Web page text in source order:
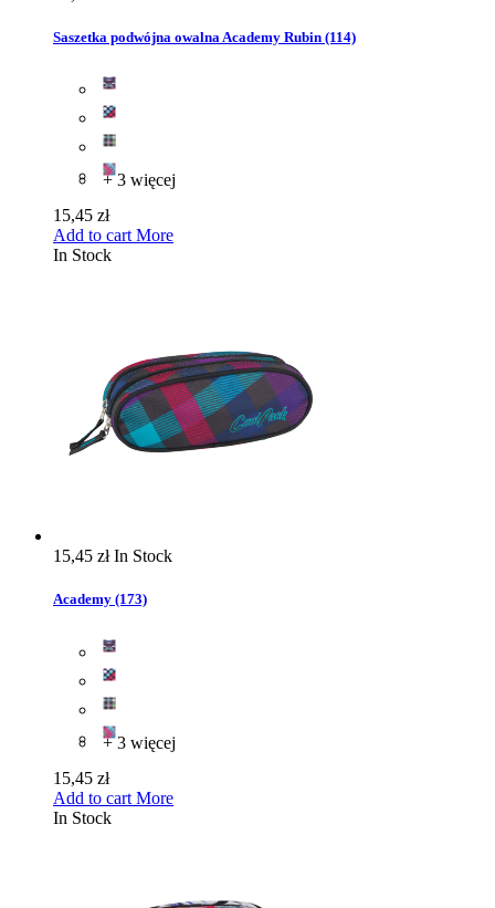
Saszetka podwójna owalna Academy Rubin (114)
+ 3 więcej
15,45 zł
Add to cart More
In Stock
15,45 złIn Stock
Academy (173)
+ 3 więcej
15,45 zł
Add to cart More
In Stock